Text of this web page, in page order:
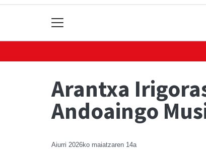
Arantxa
Andoaingo
Aiurri 2026ko maiatzaren 14a